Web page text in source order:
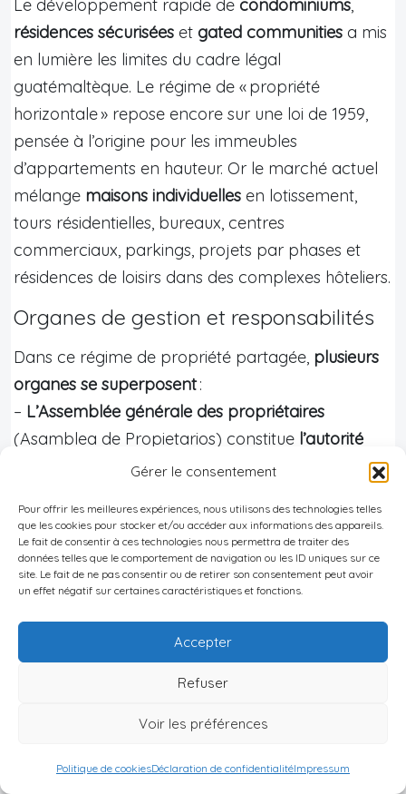
Gérer le consentement
Pour offrir les meilleures expériences, nous utilisons des technologies telles
que les cookies pour stocker et/ou accéder aux informations des appareils.
Le fait de consentir à ces technologies nous permettra de traiter des
données telles que le comportement de navigation ou les ID uniques sur ce
site. Le fait de ne pas consentir ou de retirer son consentement peut avoir
un effet négatif sur certaines caractéristiques et fonctions.
Accepter
Refuser
Voir les préférences
Politique de cookiesDéclaration de confidentialitéImpressum
Le développement rapide de condominiums,
résidences sécurisées et gated communities a mis
en lumière les limites du cadre légal
guatémaltèque. Le régime de « propriété
horizontale » repose encore sur une loi de 1959,
pensée à l’origine pour les immeubles
d’appartements en hauteur. Or le marché actuel
mélange maisons individuelles en lotissement,
tours résidentielles, bureaux, centres
commerciaux, parkings, projets par phases et
résidences de loisirs dans des complexes hôteliers.
Organes de gestion et responsabilités
Dans ce régime de propriété partagée, plusieurs
organes se superposent:
– L’Assemblée générale des propriétaires
(Asamblea de Propietarios) constitue l’autorité
: elle adopte le règlement, élit la Junta
travaux majeurs.
– La Junta Directiva de Propietarios (conseil
syndical) regroupe des copropriétaires élus
chargés de superviser l’administration, la
conservation et la maintenance de l’ensemble.
– L’Administrador (personne physique ou société)
gère au quotidien la trésorerie, les contrats de
décisions de l’assemblée.